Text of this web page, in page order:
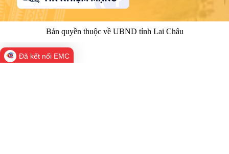
Bản quyền thuộc về UBND tỉnh Lai Châu
Đã kết nối EMC